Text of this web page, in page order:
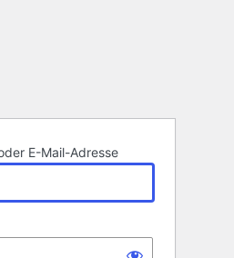
E-Mail-Adresse